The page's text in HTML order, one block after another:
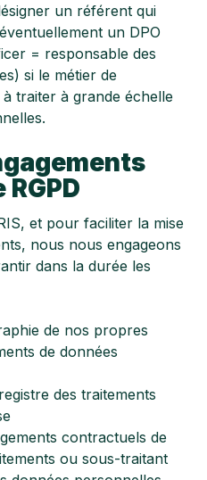
un référent qui
un DPO
= responsable des
si le métier de
à traiter à grande échelle
et pour faciliter la mise
nous nous engageons
dans la durée les
de nos propres
de données
des traitements
contractuels de
ou sous-traitant